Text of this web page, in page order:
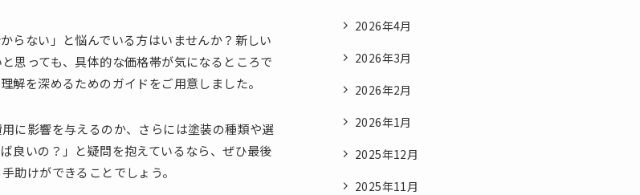
らない」と悩んでいる方はいませんか？新しい
思っても、具体的な価格帯が気になるところで
解を深めるためのガイドをご用意しました。
に影響を与えるのか、さらには塗装の種類や選
良いの？」と疑問を抱えているなら、ぜひ最後
助けができることでしょう。
2026年4月
2026年3月
2026年2月
2026年1月
2025年12月
2025年11月